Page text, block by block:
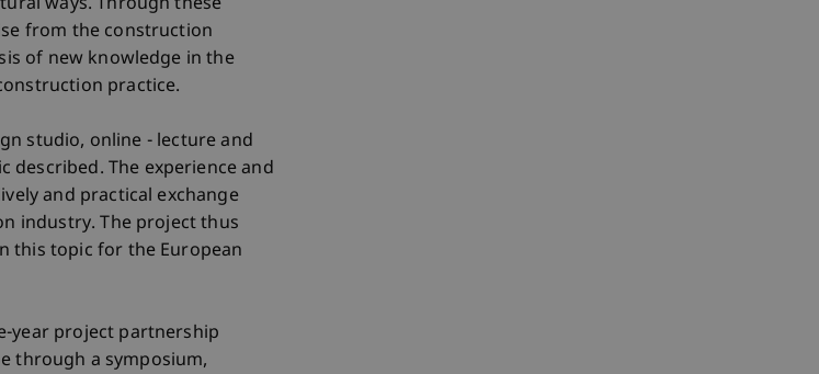
ways. Through these
from the construction
of new knowledge in the
practice.
studio, online - lecture and
The experience and
and practical exchange
industry. The project thus
this topic for the European
year project partnership
through a symposium,